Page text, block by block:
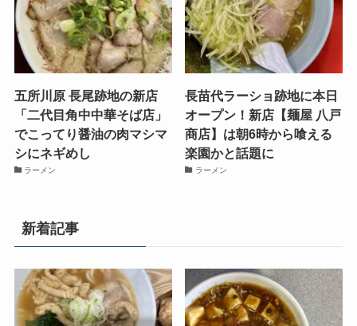
五所川原 長尾跡地の新店
「二代目角中中華そば店」
でこってり醤油の肉マシマ
シにネギめし
ラーメン
長苗代ラーショ跡地に本日
オープン！新店【麺屋 八戸
商店】は朝6時から喰える
楽園かと話題に
ラーメン
新着記事